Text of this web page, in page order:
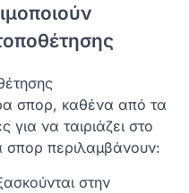
σπορ, καθένα από τα
για να ταιριάζει στο
σπορ περιλαμβάνουν:
στην